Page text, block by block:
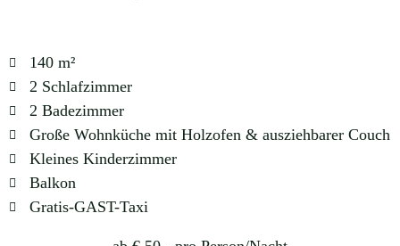
140 m²
2 Schlafzimmer
2 Badezimmer
Große Wohnküche mit Holzofen & ausziehbarer Couch
Kleines Kinderzimmer
Balkon
Gratis-GAST-Taxi